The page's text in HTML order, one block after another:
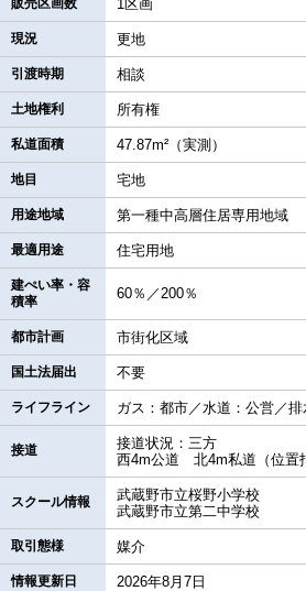
販売区画数 1区画
現況 更地
引渡時期 相談
土地権利 所有権
私道面積 47.87m²（実測）
地目 宅地
用途地域 第一種中高層住居専用地域
最適用途 住宅用地
建ぺい率・容
積率
60％／200％
都市計画 市街化区域
国土法届出 不要
ライフライン ガス：都市／水道：公営／排
接道
接道状況：三方
西4m公道 北4m私道（位置
スクール情報
武蔵野市立桜野小学校
武蔵野市立第二中学校
取引態様 媒介
情報更新日 2026年8月7日